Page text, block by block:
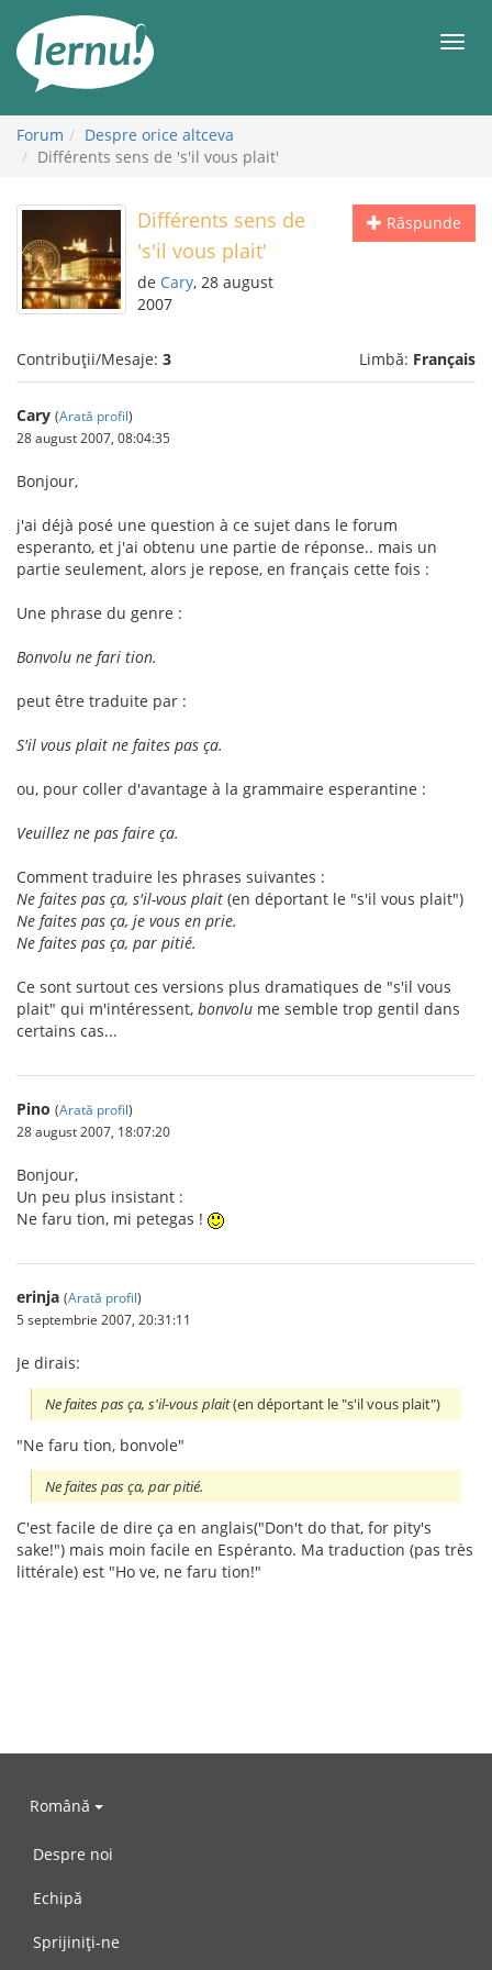
conținut
Forum
Despre orice altceva
Différents sens de 's'il vous plait'
Răspunde
Différents sens de
's'il vous plait'
de Cary, 28 august
2007
Contribuții/Mesaje: 3 Limbă: Français
Cary (Arată profil)
28 august 2007, 08:04:35
Bonjour,
j'ai déjà posé une question à ce sujet dans le forum
esperanto, et j'ai obtenu une partie de réponse.. mais un
partie seulement, alors je repose, en français cette fois :
Une phrase du genre :
Bonvolu ne fari tion.
peut être traduite par :
S'il vous plait ne faites pas ça.
ou, pour coller d'avantage à la grammaire esperantine :
Veuillez ne pas faire ça.
Comment traduire les phrases suivantes :
Ne faites pas ça, s'il-vous plait (en déportant le "s'il vous plait")
Ne faites pas ça, je vous en prie.
Ne faites pas ça, par pitié.
Ce sont surtout ces versions plus dramatiques de "s'il vous
plait" qui m'intéressent, bonvolu me semble trop gentil dans
certains cas...
Pino (Arată profil)
28 august 2007, 18:07:20
Bonjour,
Un peu plus insistant :
Ne faru tion, mi petegas !
erinja (Arată profil)
5 septembrie 2007, 20:31:11
Je dirais:
Ne faites pas ça, s'il-vous plait(en déportant le "s'il vous plait")
"Ne faru tion, bonvole"
Ne faites pas ça, par pitié.
C'est facile de dire ça en anglais("Don't do that, for pity's
sake!") mais moin facile en Espéranto. Ma traduction (pas très
littérale) est "Ho ve, ne faru tion!"
Română
Despre noi
Echipă
Sprijiniți-ne